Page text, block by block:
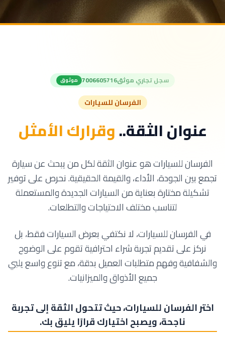
سجل تجاري موثق7006605716 موثوق
الفرسان للسيارات
عنوان الثقة..وقرارك الأمثل
الفرسان للسيارات هو عنوان الثقة لكل من يبحث عن سيارة
تجمع بين الجودة، الأداء، والقيمة الحقيقية. نحرص على توفير
تشكيلة مختارة بعناية من السيارات الجديدة والمستعملة
لتناسب مختلف الاحتياجات والتطلعات.
في الفرسان للسيارات، لا نكتفي بعرض السيارات فقط، بل
نركز على تقديم تجربة شراء احترافية تقوم على الوضوح
والشفافية وفهم متطلبات العميل بدقة، مع تنوع واسع يلبي
جميع الأذواق والميزانيات.
اختر الفرسان للسيارات، حيث تتحول الثقة إلى تجربة
ناجحة، ويصبح اختيارك قرارًا يليق بك.